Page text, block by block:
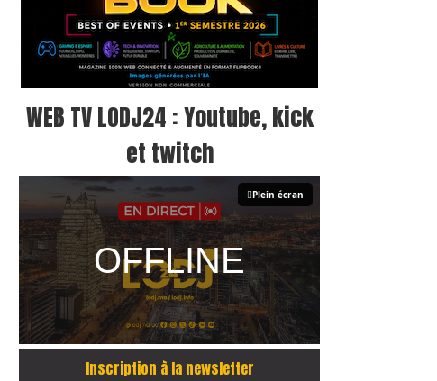
WEB TV LODJ24 : Youtube, kick
et twitch
Plein écran
Inscription à la newsletter